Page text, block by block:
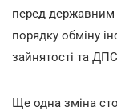
перед
порядку обміну
зайнятості та
Ще одна зміна